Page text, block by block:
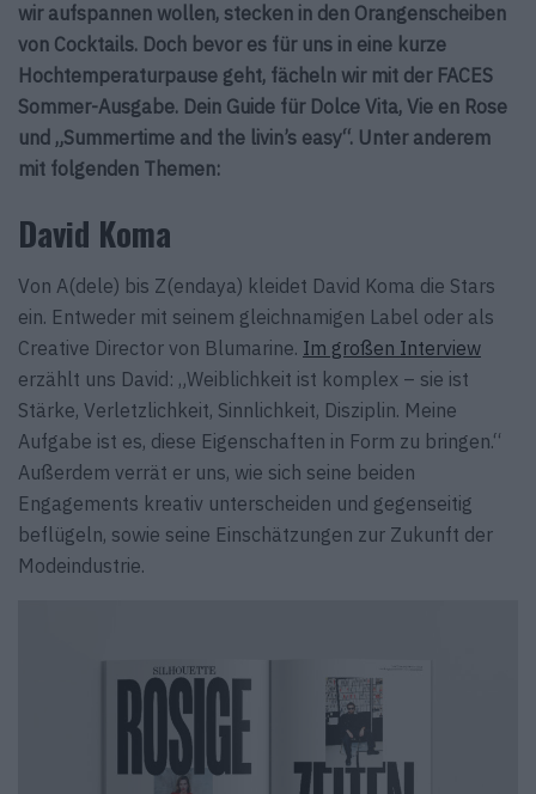
wir aufspannen wollen, stecken in den Orangenscheiben
von Cocktails. Doch bevor es für uns in eine kurze
Hochtemperaturpause geht, fächeln wir mit der FACES
Sommer-Ausgabe. Dein Guide für Dolce Vita, Vie en Rose
und „Summertime and the livin’s easy“. Unter anderem
mit folgenden Themen:
David Koma
Von A(dele) bis Z(endaya) kleidet David Koma die Stars
ein. Entweder mit seinem gleichnamigen Label oder als
Creative Director von Blumarine. Im großen Interview
erzählt uns David: „Weiblichkeit ist komplex – sie ist
Stärke, Verletzlichkeit, Sinnlichkeit, Disziplin. Meine
Aufgabe ist es, diese Eigenschaften in Form zu bringen.“
Außerdem verrät er uns, wie sich seine beiden
Engagements kreativ unterscheiden und gegenseitig
beflügeln, sowie seine Einschätzungen zur Zukunft der
Modeindustrie.